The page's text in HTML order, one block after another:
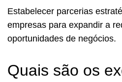
Estabelecer parcerias
empresas para expandir a
oportunidades de negócios.
Quais são os